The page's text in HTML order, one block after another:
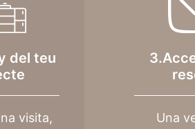
del teu
visita,
Una